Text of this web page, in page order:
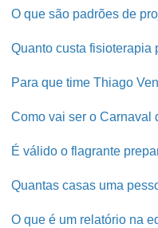
O que são padrões de
Quanto custa fisioterapia
Para que time Thiago
Como vai ser o Carnaval
É válido o flagrante
Quantas casas uma
O que é um relatório na